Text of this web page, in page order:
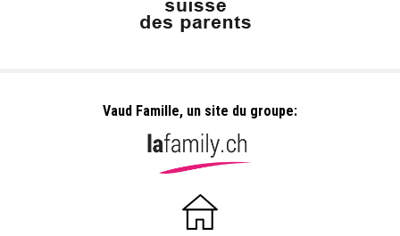
Vaud Famille, un site du groupe: